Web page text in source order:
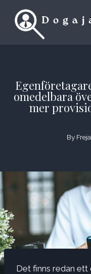
omedelbara
mer
By Freja
Det finns redan